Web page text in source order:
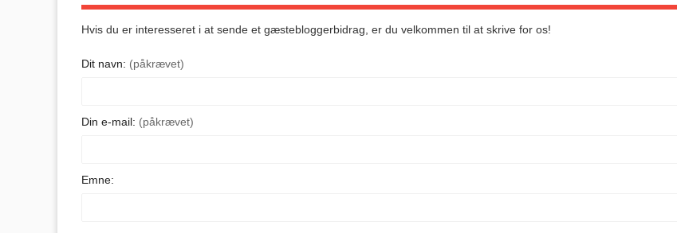
Hvis du er interesseret i at sende et gæstebloggerbidrag, er du velkommen til at skrive for os!
Dit navn: (påkrævet)
Din e-mail: (påkrævet)
Emne: